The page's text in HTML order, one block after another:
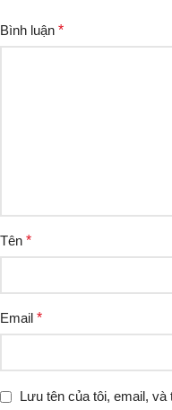
Bình luận *
Tên *
Email *
Lưu tên của tôi, email,